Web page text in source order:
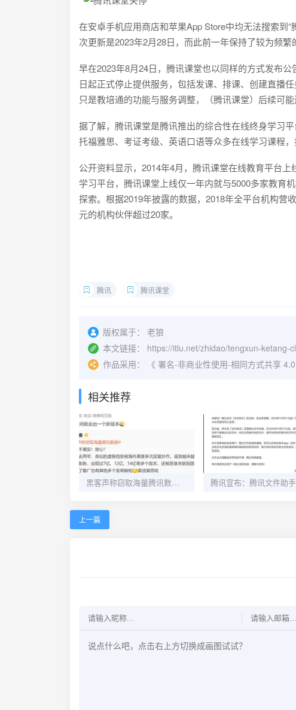
在安卓手机应用商店和苹果App Store中均无法搜索到
次更新是2023年2月28日，而此前一年保持了较为频繁
早在2023年8月24日，腾讯课堂也以同样的方式发布
日起正式停止提供服务，包括发课、排课、创建直播
只是教培通的功能与服务调整，（腾讯课堂）后续可
据了解，腾讯课堂是腾讯推出的综合性在线终身学习
托福雅思、考证考级、英语口语等众多在线学习课程
公开资料显示，2014年4月，腾讯课堂在线教育平台
学习平台，腾讯课堂上线仅一年内就与5000多家教育
探索。根据2019年披露的数据，2018年全平台机构营
元的机构伙伴超过20家。
腾讯 腾讯课堂
版权属于：
老狼
本文链接：
https://itlu.net/zhidao/tengxun-ketang-
作品采用：
《 署名-非商业性使用-相同方式共享
相关推荐
黑客声称窃取海量腾讯数据，腾讯回应 腾
上一篇